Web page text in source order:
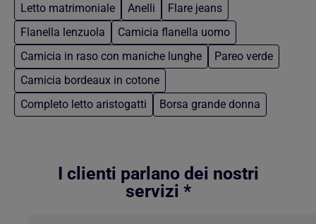
Letto matrimoniale Anelli
Flare jeans
Flanella lenzuola
Camicia flanella uomo
Camicia in raso con maniche lunghe
Pareo verde
Camicia bordeaux in cotone
Completo letto aristogatti
Borsa grande donna
I clienti parlano dei nostri
servizi *